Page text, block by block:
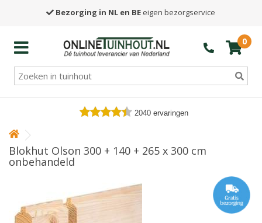
Bezorging in NL en BE eigen bezorgservice
0
2040 ervaringen
Blokhut Olson 300 + 140 + 265 x 300 cm
onbehandeld